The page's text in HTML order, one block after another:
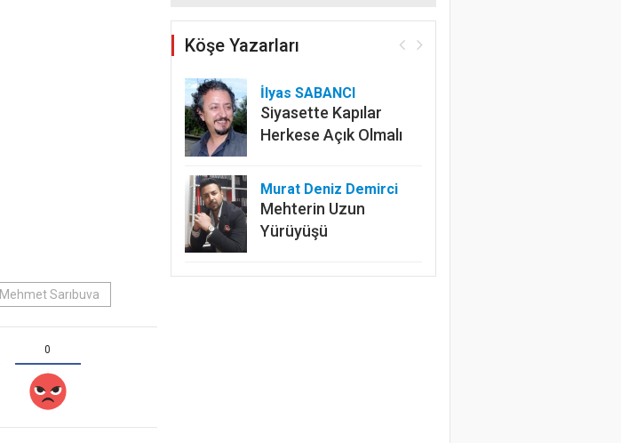
Mehmet Sarıbuva
0
Köşe Yazarları
İlyas SABANCI
Siyasette Kapılar
Herkese Açık Olmalı
Murat Deniz Demirci
Mehterin Uzun
Yürüyüşü